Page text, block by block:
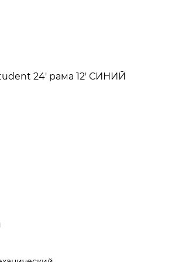
24' рама 12' СИНИЙ